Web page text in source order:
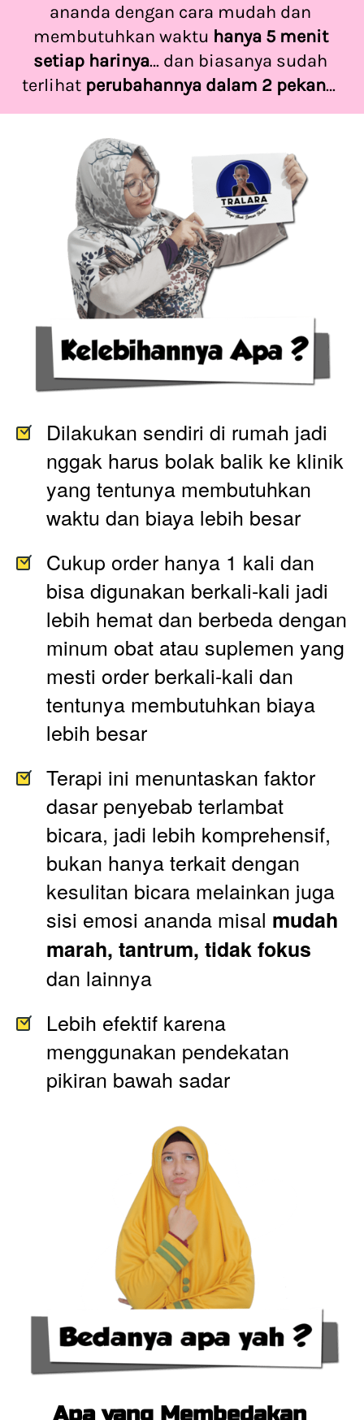
ananda dengan cara mudah dan
membutuhkan waktu hanya 5 menit
setiap harinya… dan biasanya sudah
terlihat perubahannya dalam 2 pekan…
Dilakukan sendiri di rumah jadi
nggak harus bolak balik ke klinik
yang tentunya membutuhkan
waktu dan biaya lebih besar
Cukup order hanya 1 kali dan
bisa digunakan berkali-kali jadi
lebih hemat dan berbeda dengan
minum obat atau suplemen yang
mesti order berkali-kali dan
tentunya membutuhkan biaya
lebih besar
Terapi ini menuntaskan faktor
dasar penyebab terlambat
bicara, jadi lebih komprehensif,
bukan hanya terkait dengan
kesulitan bicara melainkan juga
sisi emosi ananda misal mudah
marah, tantrum, tidak fokus
dan lainnya
Lebih efektif karena
menggunakan pendekatan
pikiran bawah sadar